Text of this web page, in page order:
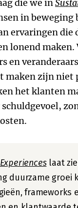
die we in
in
ervaringen die
lonend maken.
en
maken zijn niet
het klanten
laat
duurzame groei
frameworks